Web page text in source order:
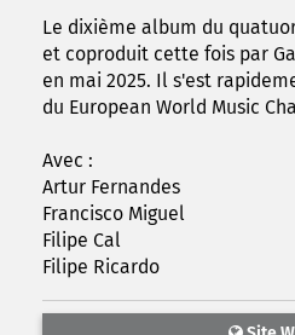
Le dixième album du
et coproduit cette fois par
en mai 2025. Il s'est
du European World Music
Avec :
Artur Fernandes
Francisco Miguel
Filipe Cal
Filipe Ricardo